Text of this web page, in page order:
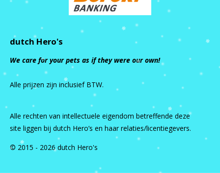
dutch Hero's
We care for your pets as if they were our own!
Alle prijzen zijn inclusief BTW.
Alle rechten van intellectuele eigendom betreffende deze
site liggen bij dutch Hero’s en haar relaties/licentiegevers.
© 2015 - 2026 dutch Hero's